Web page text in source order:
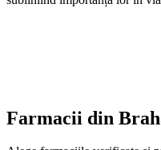
Farmacii din